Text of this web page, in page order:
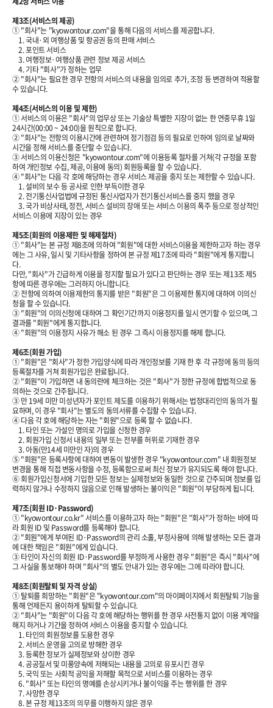
제3조(서비스의 제공)
① "회사"는 "kyowontour.com"을 통해 다음의 서비스를 제공합니다.
1. 국내·외 여행상품 및 항공권 등의 판매 서비스
2. 포인트 서비스
3. 여행정보·여행상품 관련 정보 제공 서비스
4. 기타 "회사"가 정하는 업무
② "회사"는 필요한 경우 전항의 서비스의 내용을 임의로 추가, 조정 등 변경하여 적용할
수 있습니다.
제4조(서비스의 이용 및 제한)
① 서비스의 이용은 "회사"의 업무상 또는 기술상 특별한 지장이 없는 한 연중무휴 1일
24시간(00:00 ~ 24:00)을 원칙으로 합니다.
② "회사"는 전항의 이용시간에 관련하여 정기점검 등의 필요로 인하여 임의로 날짜와
시간을 정해 서비스를 중단할 수 있습니다.
③ 서비스의 이용신청은 "kyowontour.com"에 이용등록 절차를 거쳐(각 규정을 포함
하여 개인정보 수집, 제공, 이용에 동의) 회원등록을 할 수 있습니다.
④ "회사"는 다음 각 호에 해당하는 경우 서비스 제공을 중지 또는 제한할 수 있습니다.
1. 설비의 보수 등 공사로 인한 부득이한 경우
2. 전기통신사업법에 규정된 통신사업자가 전기통신서비스를 중지 했을 경우
3. 국가 비상사태, 정전, 서비스 설비의 장애 또는 서비스 이용의 폭주 등으로 정상적인
서비스 이용에 지장이 있는 경우
제5조(회원의 이용제한 및 해제절차)
① "회사"는 본 규정 제8조에 의하여 "회원"에 대한 서비스이용을 제한하고자 하는 경우
에는 그 사유, 일시 및 기타사항을 정하여 본 규정 제17조에 따라 "회원"에게 통지합니
다.
다만, "회사"가 긴급하게 이용을 정지할 필요가 있다고 판단하는 경우 또는 제13조 제5
항에 따른 경우에는 그러하지 아니합니다.
② 전항에 의하여 이용제한의 통지를 받은 "회원"은 그 이용제한 통지에 대하여 이의신
청을 할 수 있습니다.
③ "회원"의 이의신청에 대하여 그 확인기간까지 이용정지를 일시 연기할 수 있으며, 그
결과를 "회원"에게 통지합니다.
④ "회원"의 이용정지 사유가 해소 된 경우 그 즉시 이용정지를 해제 합니다.
제6조(회원 가입)
① "회원"은 "회사"가 정한 가입양식에 따라 개인정보를 기재 한 후 각 규정에 동의 등의
등록절차를 거쳐 회원가입은 완료됩니다.
② "회원"이 가입하면 내 동의란에 체크하는 것은 "회사"가 정한 규정에 합법적으로 동
의하는 것으로 간주됩니다.
③ 만 19세 미만 미성년자가 포인트 제도를 이용하기 위해서는 법정대리인의 동의가 필
요하며, 이 경우 "회사"는 별도의 동의서류를 수집할 수 있습니다.
④ 다음 각 호에 해당하는 자는 "회원"으로 등록 할 수 없습니다.
1. 타인 또는 가설인 명의로 가입을 신청한 경우
2. 회원가입 신청서 내용의 일부 또는 전부를 허위로 기재한 경우
3. 아동(만14세 미만인 자)의 경우
⑤ "회원"은 등록사항에 대하여 변동이 발생한 경우 "kyowontour.com" 내 회원정보
변경을 통해 직접 변동사항을 수정, 등록함으로써 최신 정보가 유지되도록 해야 합니다.
⑥ 회원가입신청서에 기입한 모든 정보는 실제정보와 동일한 것으로 간주되며 정보를 입
력하지 않거나 수정하지 않음으로 인해 발생하는 불이익은 "회원"이 부담하게 됩니다.
제7조(회원 ID·Password)
① "kyowontour.co.kr" 서비스를 이용하고자 하는 "회원"은 "회사"가 정하는 바에 따
라 회원 ID 및 Password를 등록해야 합니다.
② "회원"에게 부여된 ID·Password의 관리 소홀, 부정사용에 의해 발생하는 모든 결과
에 대한 책임은 "회원"에게 있습니다.
③ 타인이 자신의 회원 ID·Password를 부정하게 사용한 경우 "회원"은 즉시 "회사"에
그 사실을 통보해야 하며 "회사"의 별도 안내가 있는 경우에는 그에 따라야 합니다.
제8조(회원탈퇴 및 자격 상실)
① 탈퇴를 희망하는 "회원"은 "kyowontour.com"의 마이페이지에서 회원탈퇴 기능을
통해 언제든지 용이하게 탈퇴할 수 있습니다.
② "회사"는 "회원"이 다음 각 호에 해당하는 행위를 한 경우 사전통지 없이 이용 계약을
해지 하거나 기간을 정하여 서비스 이용을 중지할 수 있습니다.
1. 타인의 회원정보를 도용한 경우
2. 서비스 운영을 고의로 방해한 경우
3. 등록한 정보가 실제정보와 상이한 경우
4. 공공질서 및 미풍양속에 저해되는 내용을 고의로 유포시킨 경우
5. 국익 또는 사회적 공익을 저해할 목적으로 서비스를 이용하는 경우
6. "회사" 또는 타인의 명예를 손상시키거나 불이익을 주는 행위를 한 경우
7. 사망한 경우
8. 본 규정 제13조의 의무를 이행하지 않은 경우